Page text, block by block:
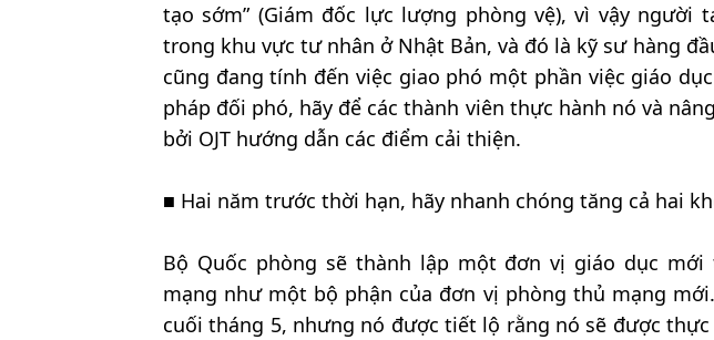
tạo sớm” (Giám đốc lực lượng phòng vệ), vì vậy người
trong khu vực tư nhân ở Nhật Bản, và đó là kỹ sư hàng
cũng đang tính đến việc giao phó một phần việc giáo
pháp đối phó, hãy để các thành viên thực hành nó và
bởi OJT hướng dẫn các điểm cải thiện.
■ Hai năm trước thời hạn, hãy nhanh chóng tăng cả hai
Bộ Quốc phòng sẽ thành lập một đơn vị giáo dục
mạng như một bộ phận của đơn vị phòng thủ mạng
cuối tháng 5, nhưng nó được tiết lộ rằng nó sẽ được